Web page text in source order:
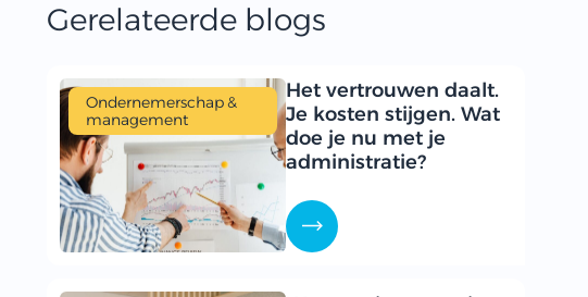
Gerelateerde blogs
Ondernemerschap &
management
Het vertrouwen daalt.
Je kosten stijgen. Wat
doe je nu met je
administratie?